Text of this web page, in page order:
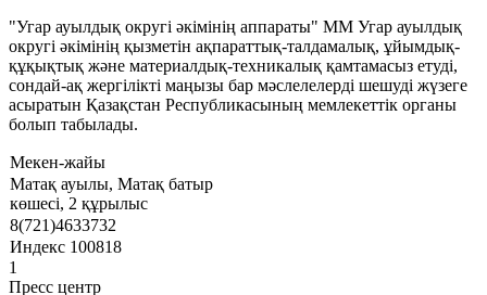
"Угар ауылдық округі әкімінің аппараты" ММ Угар ауылдық
округі әкімінің қызметін ақпараттық-талдамалық, ұйымдық-
құқықтық және материалдық-техникалық қамтамасыз етуді,
сондай-ақ жергілікті маңызы бар мәслелелерді шешуді жүзеге
асыратын Қазақстан Республикасының мемлекеттік органы
болып табылады.
Мекен-жайы
Матақ ауылы, Матақ батыр
көшесі, 2 құрылыс
8(721)4633732
Индекс 100818
1
Пресс центр